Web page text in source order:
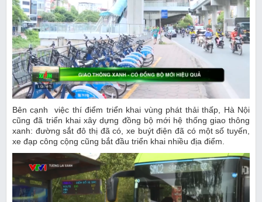
Bên cạnh việc thí điểm triển khai vùng phát thải thấp, Hà Nội
cũng đã triển khai xây dựng đồng bộ mới hệ thống giao thông
xanh: đường sắt đô thị đã có, xe buýt điện đã có một số tuyến,
xe đạp công cộng cũng bắt đầu triển khai nhiều địa điểm.